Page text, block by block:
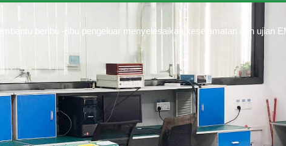
beribu -ribu pengeluar menyelesaikan keselamatan dan ujian